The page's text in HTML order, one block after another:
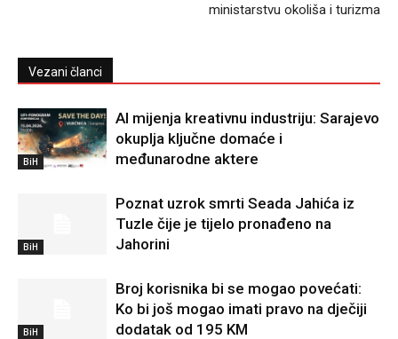
ministarstvu okoliša i turizma
Vezani članci
BiH
AI mijenja kreativnu industriju: Sarajevo
okuplja ključne domaće i
međunarodne aktere
BiH
Poznat uzrok smrti Seada Jahića iz
Tuzle čije je tijelo pronađeno na
Jahorini
BiH
Broj korisnika bi se mogao povećati:
Ko bi još mogao imati pravo na dječiji
dodatak od 195 KM